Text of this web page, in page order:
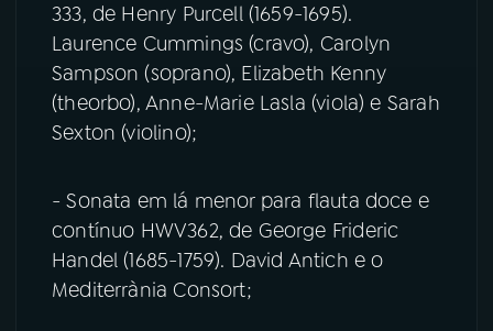
333, de Henry Purcell (1659-1695).
Laurence Cummings (cravo), Carolyn
Sampson (soprano), Elizabeth Kenny
(theorbo), Anne-Marie Lasla (viola) e Sarah
Sexton (violino);
- Sonata em lá menor para flauta doce e
contínuo HWV362, de George Frideric
Handel (1685-1759). David Antich e o
Mediterrània Consort;